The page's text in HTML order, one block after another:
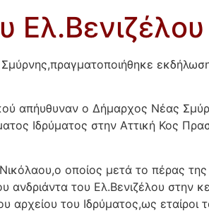
Ελ.Βενιζέλου
απήυθυναν ο Δήμαρχος Νέας
Ιδρύματος στην Αττική Κος
οποίος μετά το πέρας
του Ελ.Βενιζέλου στην
του Ιδρύματος,ως εταίροι